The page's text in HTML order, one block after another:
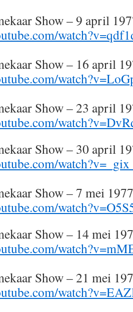
Show – 9 april
Show – 16 april
Show – 23 april
Show – 30 april
Show – 7 mei 1977
Show – 14 mei
Show – 21 mei